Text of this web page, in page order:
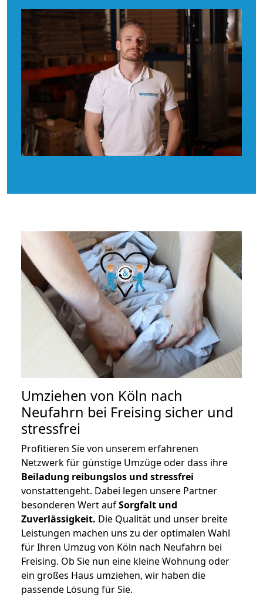
Umziehen von Köln nach
Neufahrn bei Freising sicher und
stressfrei
Profitieren Sie von unserem erfahrenen
Netzwerk für günstige Umzüge oder dass ihre
Beiladung reibungslos und stressfrei
vonstattengeht. Dabei legen unsere Partner
besonderen Wert aufSorgfalt und
Zuverlässigkeit. Die Qualität und unser breite
Leistungen machen uns zu der optimalen Wahl
für Ihren Umzug von Köln nach Neufahrn bei
Freising. Ob Sie nun eine kleine Wohnung oder
ein großes Haus umziehen, wir haben die
passende Lösung für Sie.